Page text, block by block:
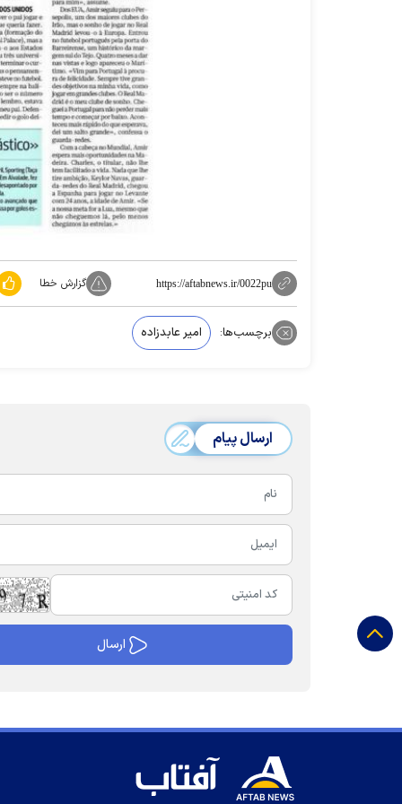
https://aftabnews.ir/0022pu گزارش خطا
برچسب‌ها: امیر عابدزاده
ارسال پیام